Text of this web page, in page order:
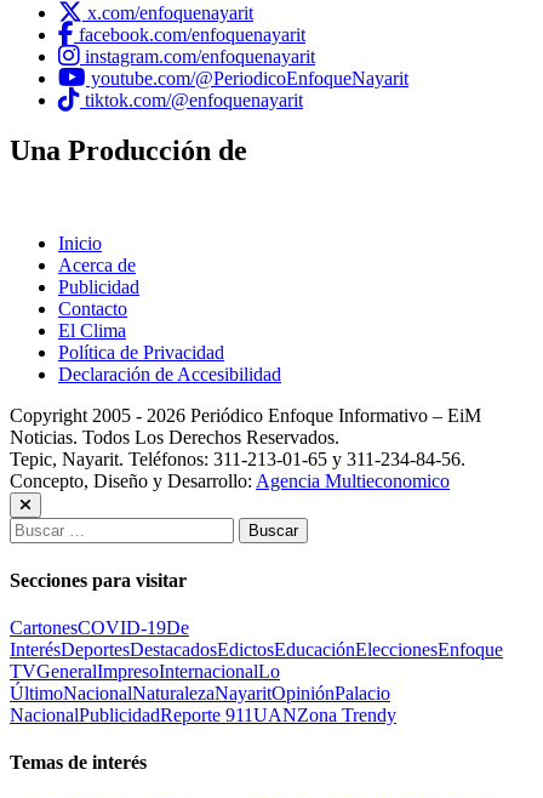
x.com/enfoquenayarit
facebook.com/enfoquenayarit
instagram.com/enfoquenayarit
youtube.com/@PeriodicoEnfoqueNayarit
tiktok.com/@enfoquenayarit
Una Producción de
Inicio
Acerca de
Publicidad
Contacto
El Clima
Política de Privacidad
Declaración de Accesibilidad
Copyright 2005 - 2026 Periódico Enfoque Informativo – EiM
Noticias. Todos Los Derechos Reservados.
Tepic, Nayarit. Teléfonos: 311-213-01-65 y 311-234-84-56.
Concepto, Diseño y Desarrollo: Agencia Multieconomico
Buscar:
Secciones para visitar
CartonesCOVID-19De
InterésDeportesDestacadosEdictosEducaciónEleccionesEnfoque
TVGeneralImpresoInternacionalLo
ÚltimoNacionalNaturalezaNayaritOpiniónPalacio
NacionalPublicidadReporte 911UANZona Trendy
Temas de interés